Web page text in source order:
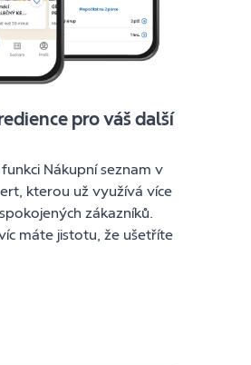
pro váš další
Nákupní seznam v
kterou už využívá více
zákazníků.
máte jistotu, že ušetříte